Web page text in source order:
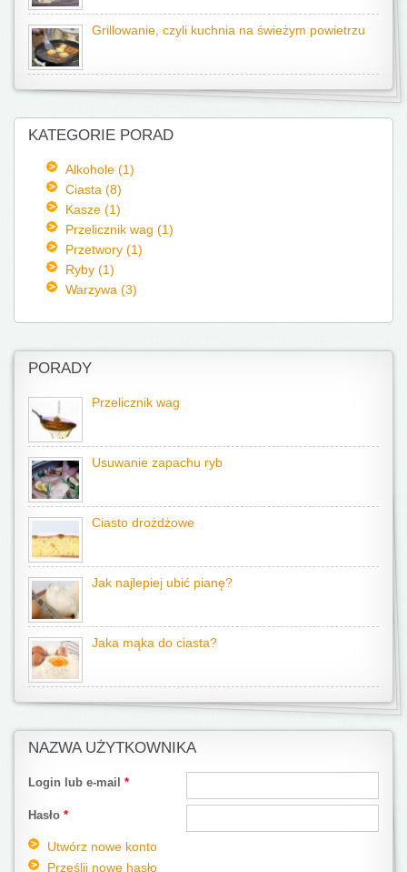
Grillowanie, czyli kuchnia na świeżym powietrzu
KATEGORIE PORAD
Alkohole (1)
Ciasta (8)
Kasze (1)
Przelicznik wag (1)
Przetwory (1)
Ryby (1)
Warzywa (3)
PORADY
Przelicznik wag
Usuwanie zapachu ryb
Ciasto drożdżowe
Jak najlepiej ubić pianę?
Jaka mąka do ciasta?
NAZWA UŻYTKOWNIKA
Login lub e-mail *
Hasło *
Utwórz nowe konto
Prześlij nowe hasło